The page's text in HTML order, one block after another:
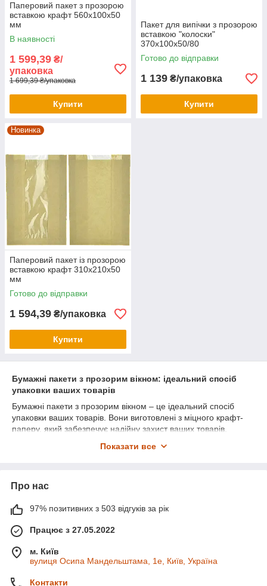
Паперовий пакет з прозорою
вставкою крафт 560х100х50
мм
В наявності
1 599,39 ₴/
упаковка
1 699,39 ₴/упаковка
Купити
Пакет для випічки з прозорою
вставкою "колоски"
370х100х50/80
Готово до відправки
1 139 ₴/упаковка
Купити
Новинка
Паперовий пакет із прозорою
вставкою крафт 310х210х50
мм
Готово до відправки
1 594,39 ₴/упаковка
Купити
Бумажні пакети з прозорим вікном: ідеальний спосіб
упаковки ваших товарів
Бумажні пакети з прозорим вікном – це ідеальний спосіб
упаковки ваших товарів. Вони виготовлені з міцного крафт-
паперу, який забезпечує надійну захист ваших товарів.
всередині пакета, що підвищує привабливість ваших товарів і
і формах, тому ви можете знайти ідеальний пакет для
кольорах, тому ви можете вибрати пакет, який відповідає
вашому бренду.
рішенням для упаковки. Вони виготовлені з переробленої
паперу та можуть бути перероблені після використання. Це
Показати все
Про нас
97% позитивних з 503 відгуків за рік
Працює з 27.05.2022
м. Київ
вулиця Осипа Мандельштама, 1е, Київ, Україна
Контакти